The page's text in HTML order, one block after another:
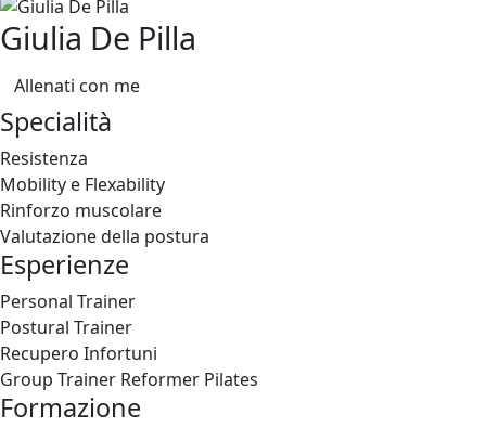
Giulia De Pilla
Allenati con me
Specialità
Resistenza
Mobility e Flexability
Rinforzo muscolare
Valutazione della postura
Esperienze
Personal Trainer
Postural Trainer
Recupero Infortuni
Group Trainer Reformer Pilates
Formazione